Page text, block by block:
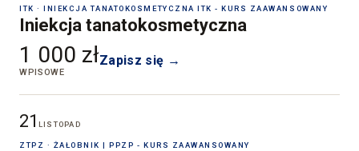
ITK · INIEKCJA TANATOKOSMETYCZNA ITK - KURS ZAAWANSOWANY
Iniekcja tanatokosmetyczna
1 000 zł
WPISOWE
Zapisz się →
21 LISTOPAD
ZTPZ · ŻAŁOBNIK | PPZP - KURS ZAAWANSOWANY